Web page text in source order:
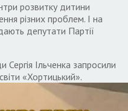
розвитку дитини
різних проблем. І на
депутати Партії
Сергія Ільченка запросили
«Хортицький».